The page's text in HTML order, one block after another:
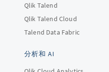
Qlik Talend
Qlik Talend Cloud
Talend Data Fabric
分析和 AI